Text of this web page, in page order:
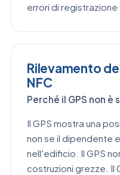
errori di registrazione
Rilevamento
NFC
Perché il GPS non è
Il GPS mostra una
non se il dipendente
nell'edificio. Il GPS
costruzioni grezze. Il